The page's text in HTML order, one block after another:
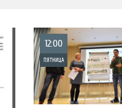
12:00
ПЯТНИЦА
2 830